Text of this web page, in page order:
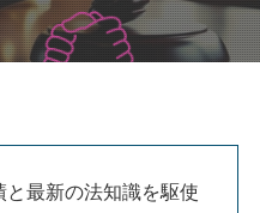
最新の法知識を駆使